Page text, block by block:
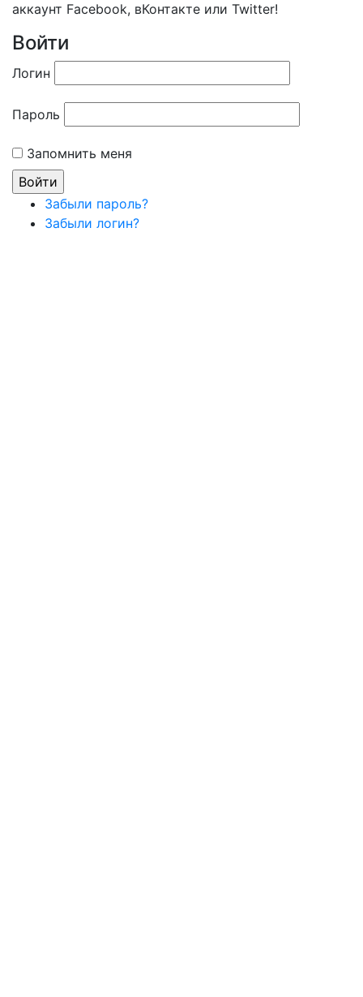
аккаунт Facebook, вКонтакте или Twitter!
Войти
Логин
Пароль
Запомнить меня
Забыли пароль?
Забыли логин?